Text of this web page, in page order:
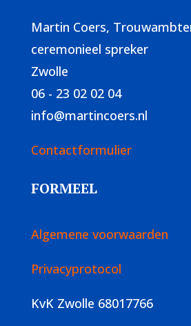
Martin Coers,
ceremonieel spreker
Zwolle
06 - 23 02 02 04
info@martincoers.nl
Contactformulier
FORMEEL
Algemene voorwaarden
Privacyprotocol
KvK Zwolle 68017766